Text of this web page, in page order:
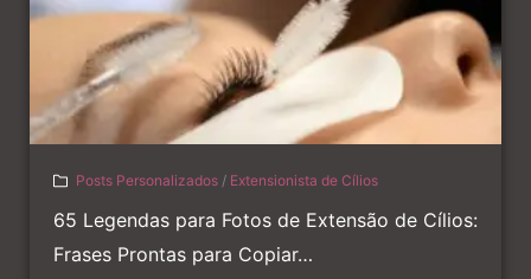
Posts Personalizados / Extensionista de Cílios
65 Legendas para Fotos de Extensão de Cílios:
Frases Prontas para Copiar…